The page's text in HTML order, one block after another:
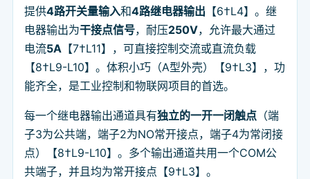
提供4路开关量输入和4路继电器输出 【6†L4】。继
电器输出为干接点信号，耐压250V，允许最大通过
电流5A 【7†L11】，可直接控制交流或直流负载
【8†L9-L10】。体积小巧（A型外壳）【9†L3】，功
能齐全，是工业控制和物联网项目的首选。
每一个继电器输出通道具有独立的一开一闭触点 （端
子3为公共端，端子2为NO常开接点，端子4为常闭接
点）【8†L9-L10】。多个输出通道共用一个COM公
共端子，并且均为常开接点【9†L3】。